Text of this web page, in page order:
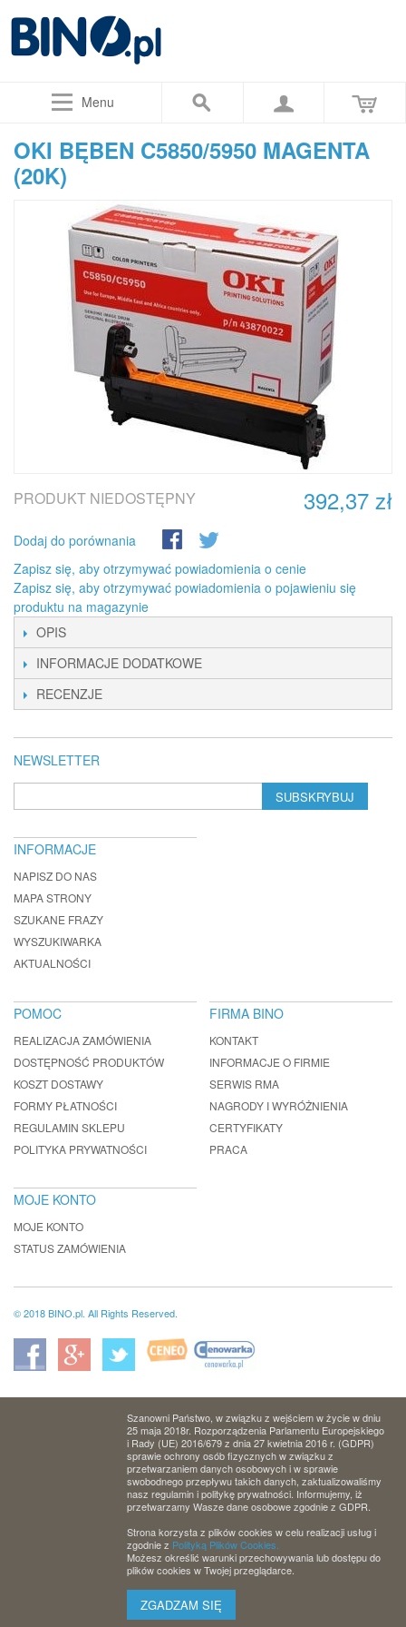
Menu
OKI BĘBEN C5850/5950 MAGENTA
(20K)
392,37 zł
PRODUKT NIEDOSTĘPNY
Dodaj do porównania
Zapisz się, aby otrzymywać powiadomienia o cenie
Zapisz się, aby otrzymywać powiadomienia o pojawieniu się
produktu na magazynie
OPIS
INFORMACJE DODATKOWE
RECENZJE
NEWSLETTER
SUBSKRYBUJ
INFORMACJE
NAPISZ DO NAS
MAPA STRONY
SZUKANE FRAZY
WYSZUKIWARKA
AKTUALNOŚCI
POMOC
REALIZACJA ZAMÓWIENIA
DOSTĘPNOŚĆ PRODUKTÓW
KOSZT DOSTAWY
FORMY PŁATNOŚCI
REGULAMIN SKLEPU
POLITYKA PRYWATNOŚCI
FIRMA BINO
KONTAKT
INFORMACJE O FIRMIE
SERWIS RMA
NAGRODY I WYRÓŻNIENIA
CERTYFIKATY
PRACA
MOJE KONTO
MOJE KONTO
STATUS ZAMÓWIENIA
© 2018 BINO.pl. All Rights Reserved.
Szanowni Państwo, w związku z wejściem w życie w dniu
25 maja 2018r. Rozporządzenia Parlamentu Europejskiego
i Rady (UE) 2016/679 z dnia 27 kwietnia 2016 r. (GDPR)
sprawie ochrony osób fizycznych w związku z
przetwarzaniem danych osobowych i w sprawie
swobodnego przepływu takich danych, zaktualizowaliśmy
nasz regulamin i politykę prywatności. Informujemy, iż
przetwarzamy Wasze dane osobowe zgodnie z GDPR.
Strona korzysta z plików cookies w celu realizacji usług i
zgodnie z Polityką Plików Cookies.
Możesz określić warunki przechowywania lub dostępu do
plików cookies w Twojej przeglądarce.
ZGADZAM SIĘ